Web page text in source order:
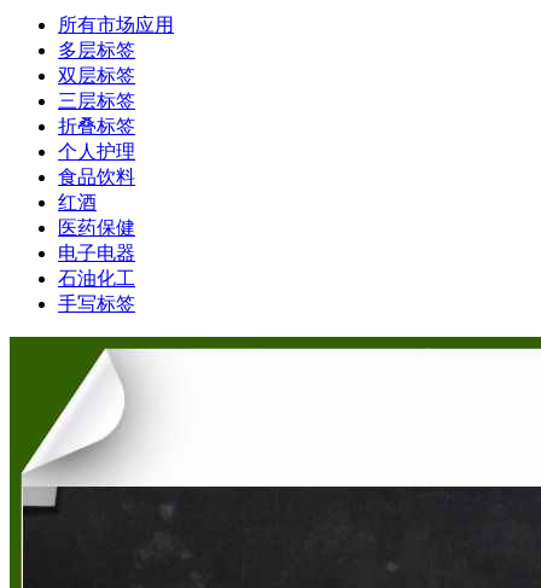
所有市场应用
多层标签
双层标签
三层标签
折叠标签
个人护理
食品饮料
红酒
医药保健
电子电器
石油化工
手写标签